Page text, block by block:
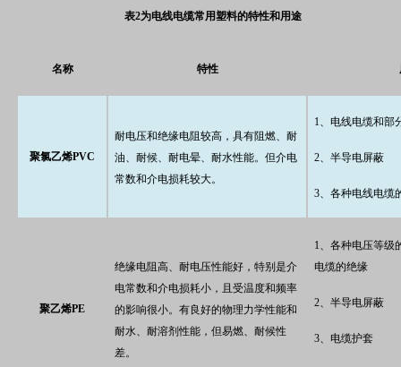
表2为电线电缆常用塑料的特性和用途
名称 特性
聚氯乙烯PVC
耐电压和绝缘电阻较高，具有阻燃、耐
油、耐候、耐电晕、耐水性能。但介电
常数和介电损耗较大。
1、电线电缆和部
2、半导电屏蔽
3、各种电线电缆
聚乙烯PE
绝缘电阻高、耐电压性能好，特别是介
电常数和介电损耗小，且受温度和频率
的影响很小。有良好的物理力学性能和
耐水、耐溶剂性能，但易燃、耐候性
差。
1、各种电压等级
电缆的绝缘
2、半导电屏蔽
3、电缆护套